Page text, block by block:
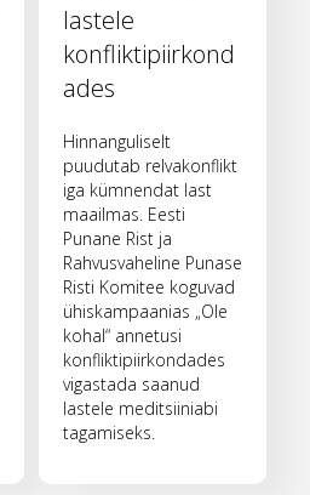
lastele
konfliktipiirkond
ades
Hinnanguliselt
puudutab relvakonflikt
iga kümnendat last
maailmas. Eesti
Punane Rist ja
Rahvusvaheline Punase
Risti Komitee koguvad
ühiskampaanias „Ole
kohal“ annetusi
konfliktipiirkondades
vigastada saanud
lastele meditsiiniabi
tagamiseks.